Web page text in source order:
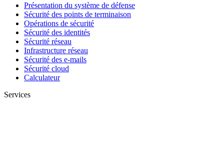
Présentation du système de défense
Sécurité des points de terminaison
Opérations de sécurité
Sécurité des identités
Sécurité réseau
Infrastructure réseau
Sécurité des e-mails
Sécurité cloud
Calculateur
Services